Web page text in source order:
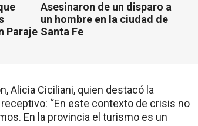
Paraje
Asesinaron de un disparo a
un hombre en la ciudad de
Santa Fe
Alicia Ciciliani, quien destacó la
“En este contexto de crisis no
En la provincia el turismo es un